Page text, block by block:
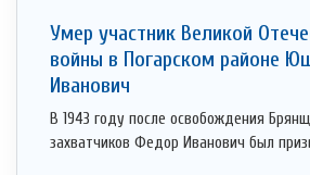
Умер участник Великой
войны в Погарском районе
Иванович
В 1943 году после освобождения
захватчиков Федор Иванович был